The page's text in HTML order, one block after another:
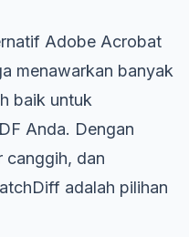
Adobe Acrobat
menawarkan banyak
baik untuk
Anda. Dengan
canggih, dan
adalah pilihan